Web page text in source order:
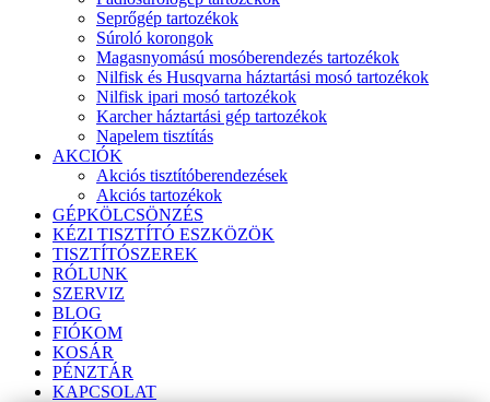
Seprőgép tartozékok
Súroló korongok
Magasnyomású mosóberendezés tartozékok
Nilfisk és Husqvarna háztartási mosó tartozékok
Nilfisk ipari mosó tartozékok
Karcher háztartási gép tartozékok
Napelem tisztítás
AKCIÓK
Akciós tisztítóberendezések
Akciós tartozékok
GÉPKÖLCSÖNZÉS
KÉZI TISZTÍTÓ ESZKÖZÖK
TISZTÍTÓSZEREK
RÓLUNK
SZERVIZ
BLOG
FIÓKOM
KOSÁR
PÉNZTÁR
KAPCSOLAT